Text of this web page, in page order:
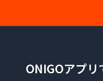
ONIGOアプ